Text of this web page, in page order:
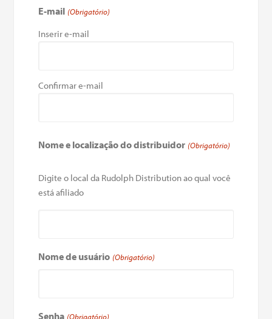
E-mail (Obrigatório)
Inserir e-mail
Confirmar e-mail
Nome e localização do distribuidor (Obrigatório)
Digite o local da Rudolph Distribution ao qual você
está afiliado
Nome de usuário (Obrigatório)
Senha (Obrigatório)